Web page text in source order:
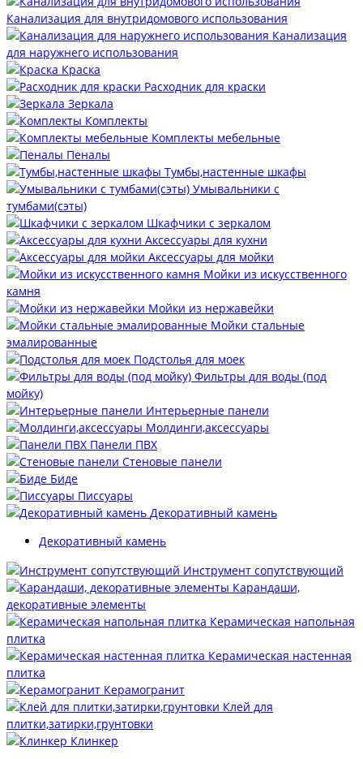
Канализация для внутридомового использования
Канализация
для наружнего использования
Краска
Расходник для краски
Зеркала
Комплекты
Комплекты мебельные
Пеналы
Тумбы,настенные шкафы
Умывальники с
тумбами(сэты)
Шкафчики с зеркалом
Аксессуары для кухни
Аксессуары для мойки
Мойки из искусственного
камня
Мойки из нержавейки
Мойки стальные
эмалированные
Подстолья для моек
Фильтры для воды (под
мойку)
Интерьерные панели
Молдинги,аксессуары
Панели ПВХ
Стеновые панели
Биде
Писсуары
Декоративный камень
Декоративный камень
Инструмент сопутствующий
Карандаши,
декоративные элементы
Керамическая напольная
плитка
Керамическая настенная
плитка
Керамогранит
Клей для
плитки,затирки,грунтовки
Клинкер